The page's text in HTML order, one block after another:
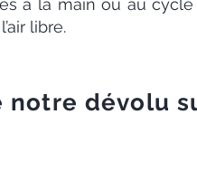
à la main ou au
libre.
notre dévolu